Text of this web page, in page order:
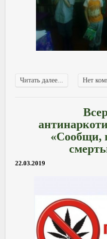
Читать далее... Нет
«Сообщи,
22.03.2019